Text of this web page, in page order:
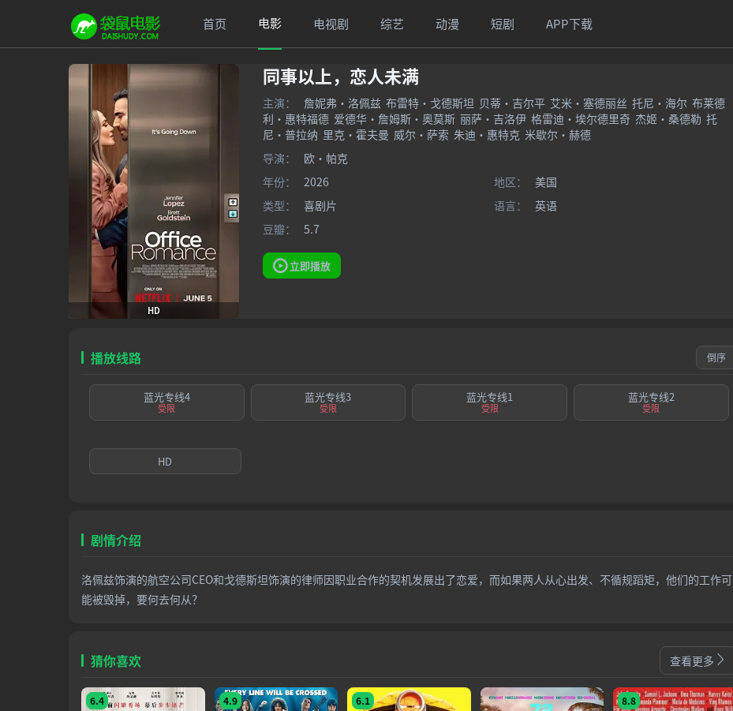
首页 电影 电视剧 综艺 动漫 短剧 APP下载
HD
同事以上，恋人未满
主演： 詹妮弗·洛佩兹 布雷特·戈德斯坦 贝蒂·吉尔平 艾米·塞德丽丝 托尼·海尔 布莱德
利·惠特福德 爱德华·詹姆斯·奥莫斯 丽萨·吉洛伊 格雷迪·埃尔德里奇 杰姬·桑德勒 托
尼·普拉纳 里克·霍夫曼 威尔·萨索 朱迪·惠特克 米歇尔·赫德
导演：
欧·帕克
年份：
2026 地区：
美国
类型：
喜剧片 语言：
英语
豆瓣：
5.7
立即播放
播放线路 倒序
蓝光专线4
受限
蓝光专线3
受限
蓝光专线1
受限
蓝光专线2
受限
HD
剧情介绍
洛佩兹饰演的航空公司CEO和戈德斯坦饰演的律师因职业合作的契机发展出了恋爱，而如果两人从心出发、不循规蹈矩，他们的工作可
能被毁掉，要何去何从？
猜你喜欢 查看更多
6.4 4.9 6.1 8.8